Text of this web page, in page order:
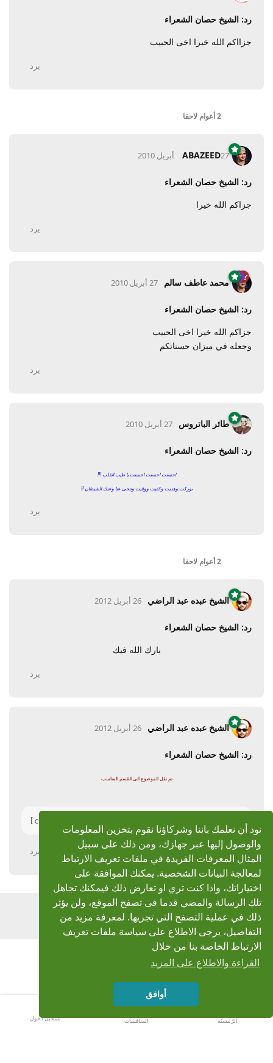
نود أن نعلمك باننا وشركاؤنا نقوم بتخزين المعلومات
والوصول إليها عبر جهازك، ومن ذلك على سبيل
المثال المعرفات الفريدة في ملفات تعريف الارتباط
لمعالجة البيانات الشخصية. يمكنك الموافقة على
اختياراتك، واذا كنت تري او تعارض ذلك فيمكنك تجاهل
تلك الرسالة والمضي قدما فى تصفح الموقع، ولن يؤثر
ذلك في عملية التصفح التي تجريها. لمعرفة مزيد من
التفاصيل، يرجى الاطلاع على سياسة ملفات تعريف
الارتباط الخاصة بنا من خلال
القراءة والاطلاع على المزيد
أوافق
رد: الشيخ حصان الشعراء
جزااكم الله خيرا اخى الحبيب
يرد
2 أعوام لاحقا
ABAZEED27 أبريل 2010
رد: الشيخ حصان الشعراء
جزاكم الله خيرا
يرد
محمد عاطف سالم 27 أبريل 2010
رد: الشيخ حصان الشعراء
جزاكم الله خيرا اخى الحبيب
وجعله في ميزان حسناتكم
يرد
طائر الباتروس 27 أبريل 2010
رد: الشيخ حصان الشعراء
احسنت احسنت احسنت يا طيب القلب!!!
بوركت وهديت وكفيت ووقيت وتنحى عنا وعنك الشيطان!!
يرد
2 أعوام لاحقا
الشيخ عبده عبد الراضي 26 أبريل 2012
رد: الشيخ حصان الشعراء
بارك الله فيك
يرد
الشيخ عبده عبد الراضي 26 أبريل 2012
رد: الشيخ حصان الشعراء
تم نقل الموضوع الى القسم المناسب
يرد
اضف رد
الرّئيسيّة المناقشات تسجيل دخول